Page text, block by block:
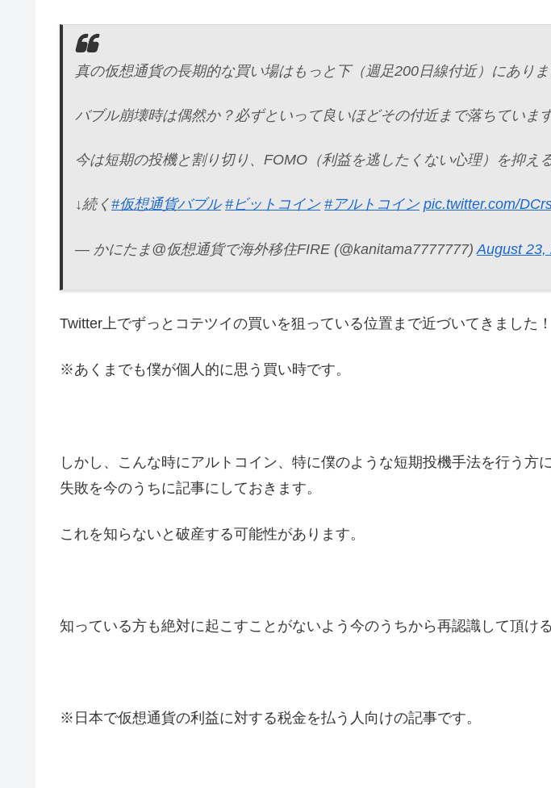
真の仮想通貨の長期的な買い場はもっと下（週足200日線付近）にありま
バブル崩壊時は偶然か？必ずといって良いほどその付近まで落ちています
今は短期の投機と割り切り、FOMO（利益を逃したくない心理）を抑え
↓続く#仮想通貨バブル #ビットコイン #アルトコイン pic.twitter.com/
— かにたま@仮想通貨で海外移住FIRE (@kanitama7777777) August 23,
Twitter上でずっとコテツイの買いを狙っている位置まで近づいてきました！
※あくまでも僕が個人的に思う買い時です。
しかし、こんな時にアルトコイン、特に僕のような短期投機手法を行う方
失敗を今のうちに記事にしておきます。
これを知らないと破産する可能性があります。
知っている方も絶対に起こすことがないよう今のうちから再認識して頂け
※日本で仮想通貨の利益に対する税金を払う人向けの記事です。